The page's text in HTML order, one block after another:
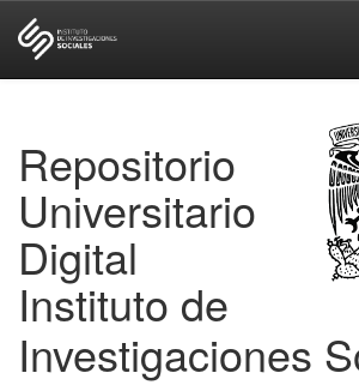
Repositorio
Universitario
Digital
Instituto de
Investigaciones